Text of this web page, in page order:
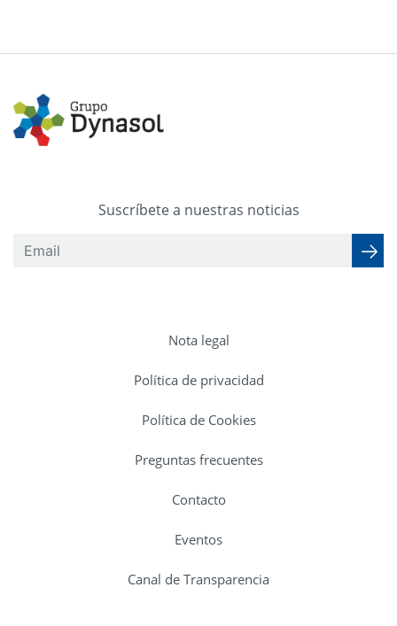
Suscríbete a nuestras noticias
Nota legal
Política de privacidad
Política de Cookies
Preguntas frecuentes
Contacto
Eventos
Canal de Transparencia